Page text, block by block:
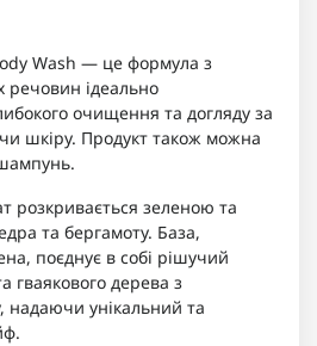
Wash — це формула з
речовин ідеально
очищення та догляду за
шкіру. Продукт також можна
розкривається зеленою та
та бергамоту. База,
поєднує в собі рішучий
гваякового дерева з
надаючи унікальний та